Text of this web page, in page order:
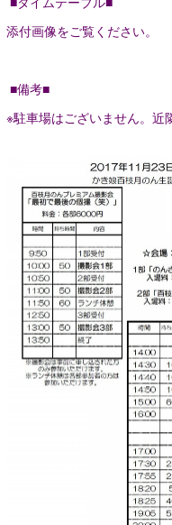
添付画像をご覧ください。
■備考■
※駐車場はございません。近